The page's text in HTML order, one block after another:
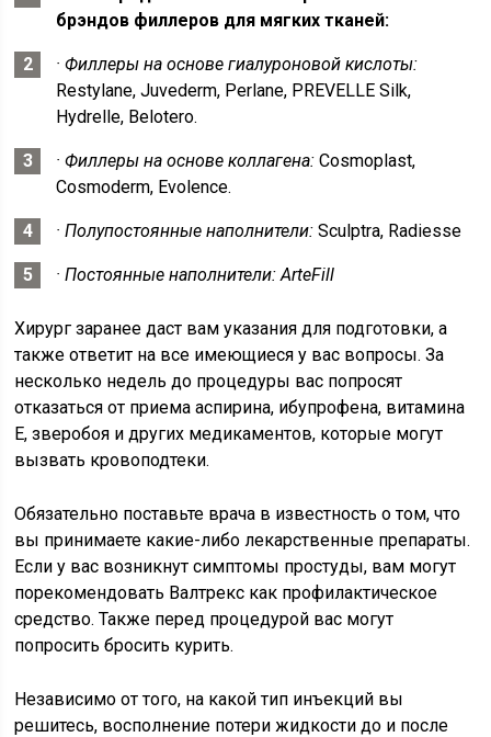
брэндов филлеров для мягких тканей:
· Филлеры на основе гиалуроновой кислоты:
Restylane, Juvederm, Perlane, PREVELLE Silk,
Hydrelle, Belotero.
· Филлеры на основе коллагена: Cosmoplast,
Cosmoderm, Evolence.
· Полупостоянные наполнители: Sculptra, Radiesse
· Постоянные наполнители: ArteFill
Хирург заранее даст вам указания для подготовки, а
также ответит на все имеющиеся у вас вопросы. За
несколько недель до процедуры вас попросят
отказаться от приема аспирина, ибупрофена, витамина
Е, зверобоя и других медикаментов, которые могут
вызвать кровоподтеки.
Обязательно поставьте врача в известность о том, что
вы принимаете какие-либо лекарственные препараты.
Если у вас возникнут симптомы простуды, вам могут
порекомендовать Валтрекс как профилактическое
средство. Также перед процедурой вас могут
попросить бросить курить.
Независимо от того, на какой тип инъекций вы
решитесь, восполнение потери жидкости до и после